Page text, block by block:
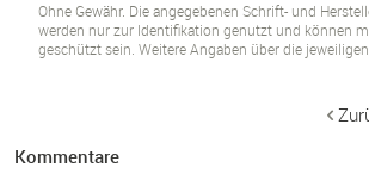
Ohne Gewähr. Die angegebenen Schrift- und
werden nur zur Identifikation genutzt und können
geschützt sein. Weitere Angaben über die jeweiligen
Kommentare